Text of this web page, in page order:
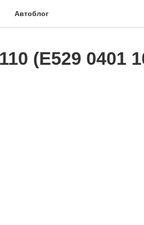
Автоблог
(E529 0401